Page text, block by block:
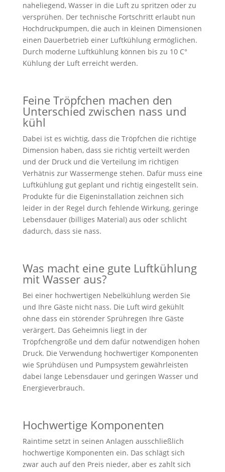
naheliegend, Wasser in die Luft zu spritzen oder zu
versprühen. Der technische Fortschritt erlaubt nun
Hochdruckpumpen, die auch in kleinen Dimensionen
einen Dauerbetrieb einer Luftkühlung ermöglichen.
Durch moderne Luftkühlung können bis zu 10 C°
Kühlung der Luft erreicht werden.
Feine Tröpfchen machen den
Unterschied zwischen nass und
kühl
Dabei ist es wichtig, dass die Tröpfchen die richtige
Dimension haben, dass sie richtig verteilt werden
und der Druck und die Verteilung im richtigen
Verhätnis zur Wassermenge stehen. Dafür muss eine
Luftkühlung gut geplant und richtig eingestellt sein.
Produkte für die Eigeninstallation zeichnen sich
leider in der Regel durch fehlende Wirkung, geringe
Lebensdauer (billiges Material) aus oder schlicht
dadurch, dass sie nass.
Was macht eine gute Luftkühlung
mit Wasser aus?
Bei einer hochwertigen Nebelkühlung werden Sie
und Ihre Gäste nicht nass. Die Luft wird gekühlt
ohne dass ein störender Sprühregen Ihre Gäste
verärgert. Das Geheimnis liegt in der
Tröpfchengröße und dem dafür notwendigen hohen
Druck. Die Verwendung hochwertiger Komponenten
wie Sprühdüsen und Pumpsystem gewährleisten
dabei lange Lebensdauer und geringen Wasser und
Energieverbrauch.
Hochwertige Komponenten
Raintime setzt in seinen Anlagen ausschließlich
hochwertige Komponenten ein. Das schlägt sich
zwar auch auf den Preis nieder, aber es zahlt sich